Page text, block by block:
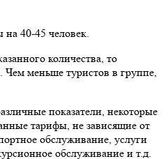
40-45 человек.
количества, то
Чем меньше туристов в группе,
показатели, некоторые
тарифы, не зависящие от
обслуживание, услуги
обслуживание и т.д.